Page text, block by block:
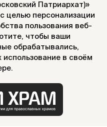
Патриархат)»
целью персонализации
пользования веб-
чтобы ваши
обрабатывались,
использование в своём